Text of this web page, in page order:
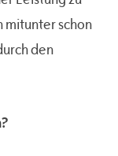
mitunter schon
den